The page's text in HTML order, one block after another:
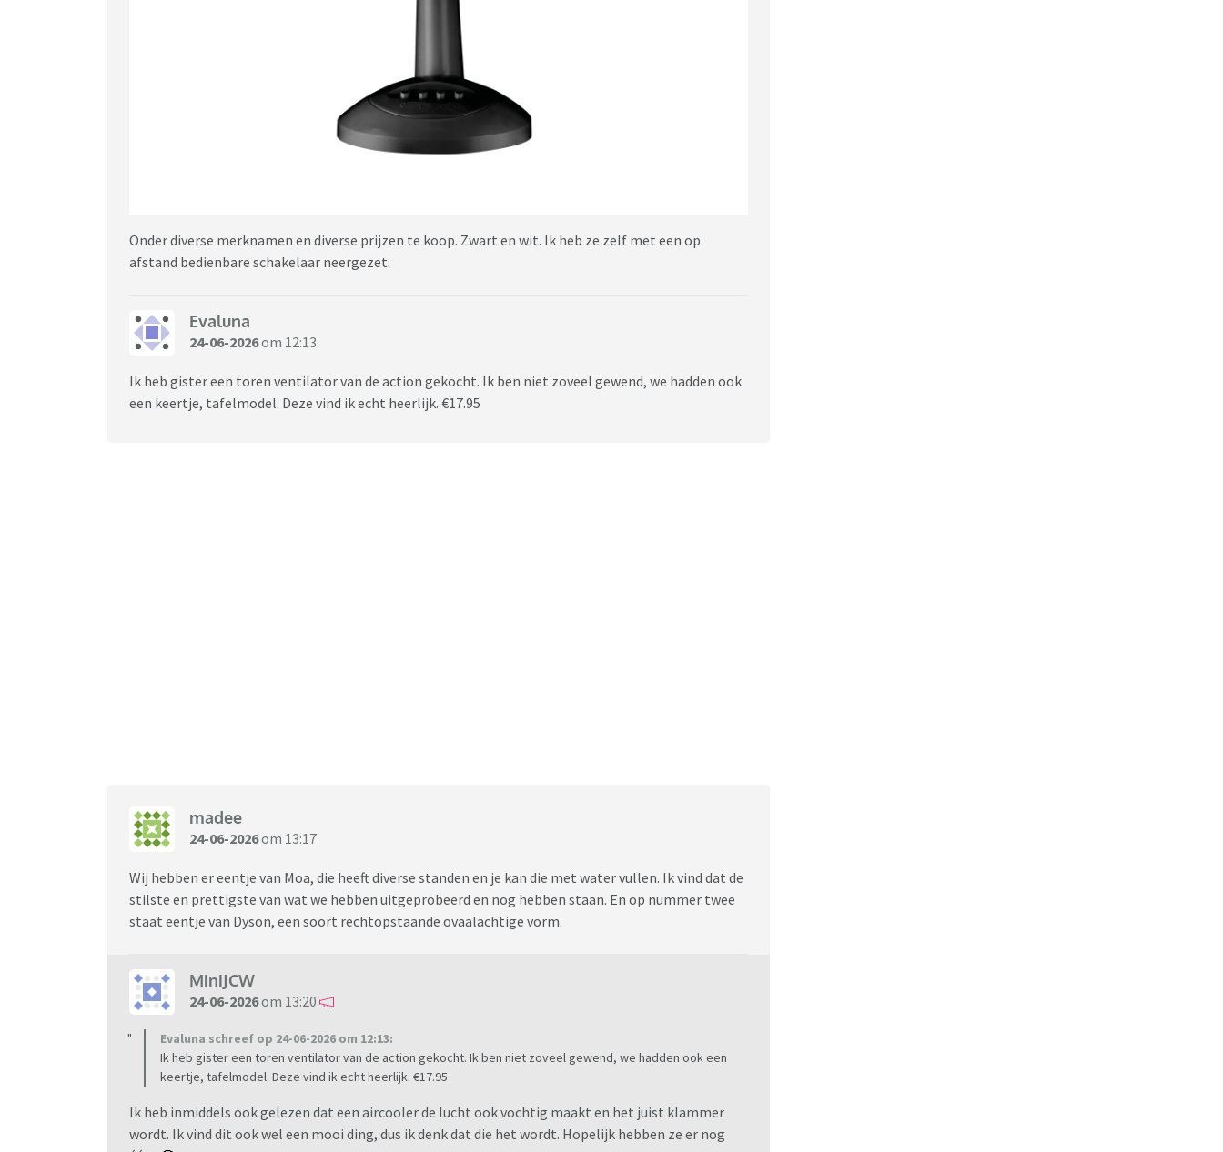
Onder diverse merknamen en diverse prijzen te koop. Zwart en wit. Ik heb ze zelf met een op
afstand bedienbare schakelaar neergezet.
Evaluna
24-06-2026om 12:13
Ik heb gister een toren ventilator van de action gekocht. Ik ben niet zoveel gewend, we hadden ook
een keertje, tafelmodel. Deze vind ik echt heerlijk. €17.95
madee
24-06-2026om 13:17
Wij hebben er eentje van Moa, die heeft diverse standen en je kan die met water vullen. Ik vind dat de
stilste en prettigste van wat we hebben uitgeprobeerd en nog hebben staan. En op nummer twee
staat eentje van Dyson, een soort rechtopstaande ovaalachtige vorm.
MiniJCW
24-06-2026om 13:20
Evaluna schreef op 24-06-2026 om 12:13:
Ik heb gister een toren ventilator van de action gekocht. Ik ben niet zoveel gewend, we hadden ook een
keertje, tafelmodel. Deze vind ik echt heerlijk. €17.95
Ik heb inmiddels ook gelezen dat een aircooler de lucht ook vochtig maakt en het juist klammer
wordt. Ik vind dit ook wel een mooi ding, dus ik denk dat die het wordt. Hopelijk hebben ze er nog